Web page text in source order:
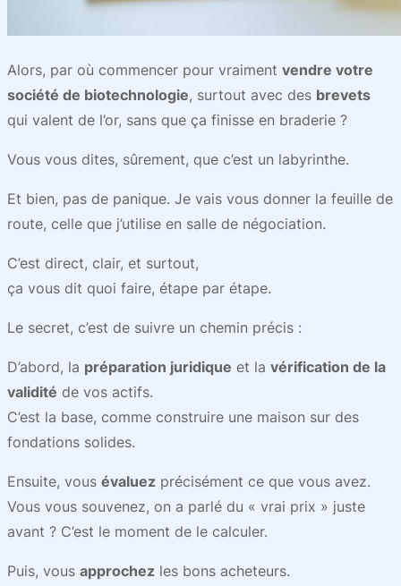
Alors, par où commencer pour vraiment vendre votre
société de biotechnologie, surtout avec des brevets
qui valent de l’or, sans que ça finisse en braderie ?
Vous vous dites, sûrement, que c’est un labyrinthe.
Et bien, pas de panique. Je vais vous donner la feuille de
route, celle que j’utilise en salle de négociation.
C’est direct, clair, et surtout,
ça vous dit quoi faire, étape par étape.
Le secret, c’est de suivre un chemin précis :
D’abord, la préparation juridique et la vérification de la
validité de vos actifs.
C’est la base, comme construire une maison sur des
fondations solides.
Ensuite, vous évaluez précisément ce que vous avez.
Vous vous souvenez, on a parlé du « vrai prix » juste
avant ? C’est le moment de le calculer.
Puis, vous approchez les bons acheteurs.